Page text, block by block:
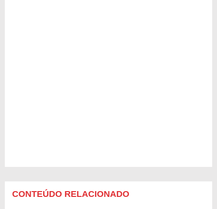
CONTEÚDO RELACIONADO